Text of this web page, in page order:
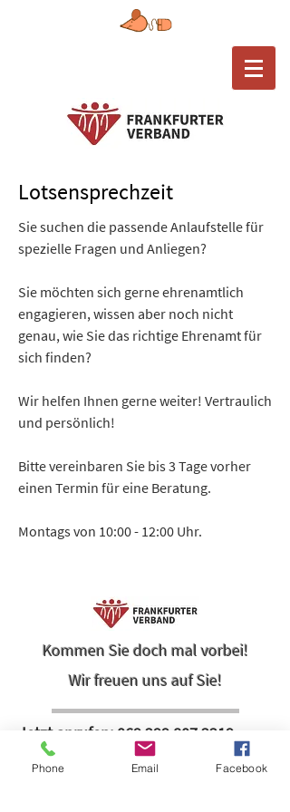
Lotsensprechzeit
Sie suchen die passende Anlaufstelle für
spezielle Fragen und Anliegen?
Sie möchten sich gerne ehrenamtlich
engagieren, wissen aber noch nicht
genau, wie Sie das richtige Ehrenamt für
sich finden?
Wir helfen Ihnen gerne weiter! Vertraulich
und persönlich!
Bitte vereinbaren Sie bis 3 Tage vorher
einen Termin für eine Beratung.
Montags von 10:00 - 12:00 Uhr.
Kommen Sie doch mal vorbei!
Wir freuen uns auf Sie!
Jetzt anrufen: 069 299 807 2219
Phone Email Facebook